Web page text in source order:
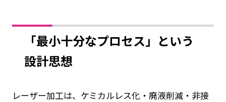
「最小十分なプロセス」という
設計思想
レーザー加工は、ケミカルレス化・廃液削減・非接